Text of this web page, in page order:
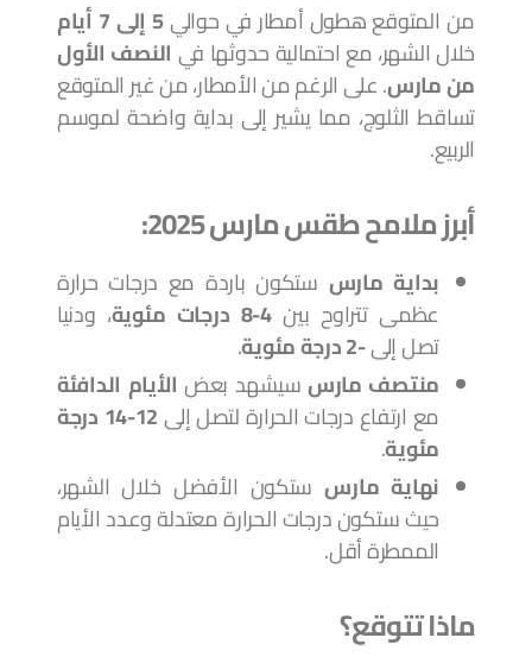
من المتوقع هطول أمطار في حوالي5 إلى 7 أيام
خلال الشهر، مع احتمالية حدوثها في النصف الأول
من مارس. على الرغم من الأمطار، من غير المتوقع
تساقط الثلوج، مما يشير إلى بداية واضحة لموسم
الربيع.
أبرز ملامح طقس مارس 2025:
بداية مارسستكون باردة مع درجات حرارة
عظمى تتراوح بين 4-8 درجات مئوية
، ودنيا
تصل إلى-2 درجة مئوية
.
منتصف مارسسيشهد بعض الأيام الدافئة
مع ارتفاع درجات الحرارة لتصل إلى
12-14 درجة
مئوية.
نهاية مارسستكون الأفضل خلال الشهر،
حيث ستكون درجات الحرارة معتدلة وعدد الأيام
الممطرة أقل.
ماذا تتوقع؟